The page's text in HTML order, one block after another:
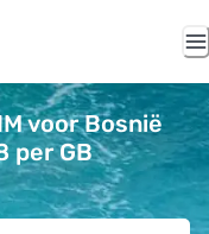
voor Bosnië
per GB